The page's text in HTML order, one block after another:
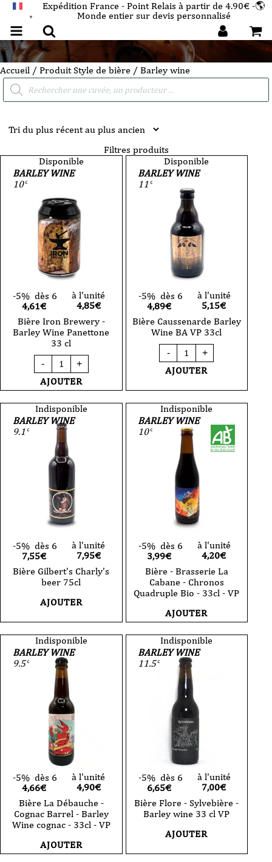
▼
Expédition France - Point Relais à partir de 4.90€ -🌎
Monde entier sur devis personnalisé
Accueil / Produit Style de bière / Barley wine
Recherche
Filtres produits
Disponible
BARLEY WINE
10°
-5% dès 6
4,61€
à l'unité
4,85€
Bière Iron Brewery -
Barley Wine Panettone
33 cl
-
quantité
de
Bière
Iron
-
Barley
Wine
Panettone
33
cl
+
AJOUTER
Disponible
BARLEY WINE
11°
-5% dès 6
4,89€
à l'unité
5,15€
Bière Caussenarde Barley
Wine BA VP 33cl
-
quantité
de
Bière
Caussenarde
BA
VP
33cl
+
AJOUTER
Indisponible
BARLEY WINE
9.1°
-5% dès 6
7,55€
à l'unité
7,95€
Bière Gilbert's Charly's
beer 75cl
AJOUTER
Indisponible
BARLEY WINE
10°
-5% dès 6
3,99€
à l'unité
4,20€
Bière - Brasserie La
Cabane - Chronos
Quadruple Bio - 33cl - VP
AJOUTER
Indisponible
BARLEY WINE
9.5°
-5% dès 6
4,66€
à l'unité
4,90€
Bière La Débauche -
Cognac Barrel - Barley
Wine cognac - 33cl - VP
AJOUTER
Indisponible
BARLEY WINE
11.5°
-5% dès 6
6,65€
à l'unité
7,00€
Bière Flore - Sylvebière -
Barley wine 33 cl VP
AJOUTER